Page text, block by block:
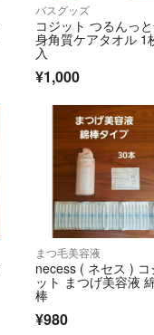
バスグッズ
コジット つるんっ
身角質ケアタオル 1
入
¥1,000
まつ毛美容液
necess ( ネセス ) コ
ット まつげ美容液
棒
¥980